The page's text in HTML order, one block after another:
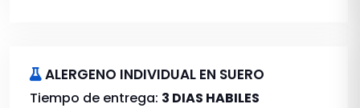
ALERGENO INDIVIDUAL EN SUERO
Tiempo de entrega: 3 DIAS HABILES